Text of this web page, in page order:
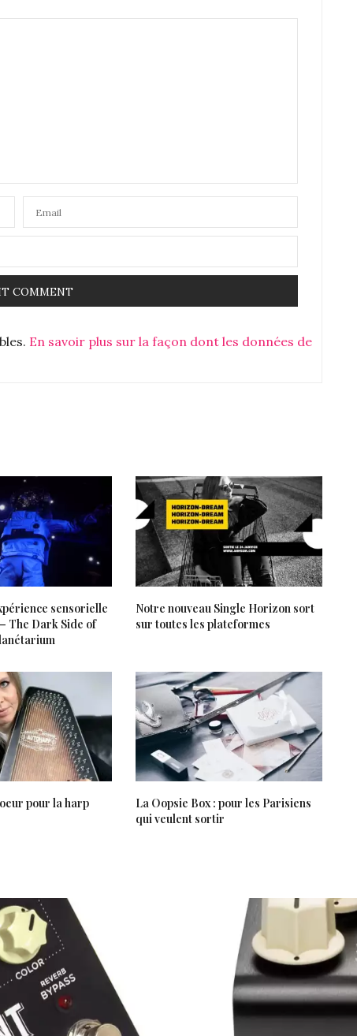
En savoir plus sur la façon dont les données de
sensorielle
The Dark Side of
Notre nouveau Single Horizon sort
sur toutes les plateformes
pour la harp
La Oopsie Box : pour les Parisiens
qui veulent sortir